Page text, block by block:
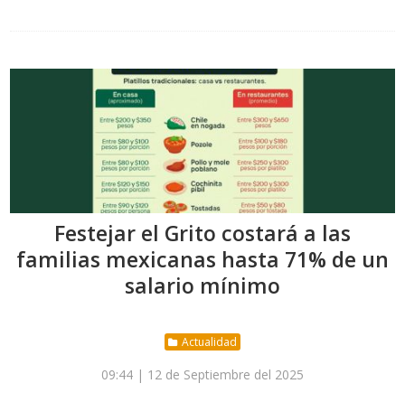
Festejar el Grito costará a las
familias mexicanas hasta 71% de un
salario mínimo
Actualidad
09:44 | 12 de Septiembre del 2025